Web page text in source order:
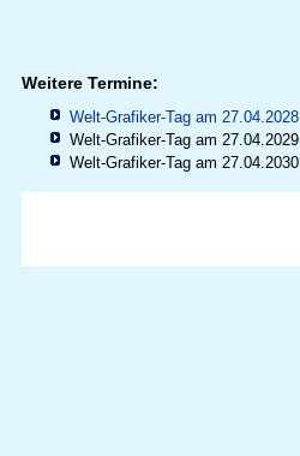
Weitere Termine:
Welt-Grafiker-Tag am 27.04.2028
Welt-Grafiker-Tag am 27.04.2029
Welt-Grafiker-Tag am 27.04.2030